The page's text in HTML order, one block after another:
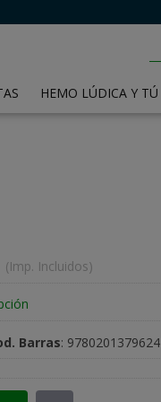
HEMO LÚDICA Y TÚ
(Imp. Incluidos)
Barras: 9780201379624